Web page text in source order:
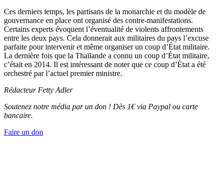
Ces derniers temps, les partisans de la monarchie et du modèle de
gouvernance en place ont organisé des contre-manifestations.
Certains experts évoquent l’éventualité de violents affrontements
entre les deux pays. Cela donnerait aux militaires du pays l’excuse
parfaite pour intervenir et même organiser un coup d’État militaire.
La dernière fois que la Thaïlande a connu un coup d’État militaire,
c’était en 2014. Il est intéressant de noter que ce coup d’État a été
orchestré par l’actuel premier ministre.
Rédacteur Fetty Adler
Soutenez notre média par un don ! Dès 1€ via Paypal ou carte
bancaire.
Faire un don